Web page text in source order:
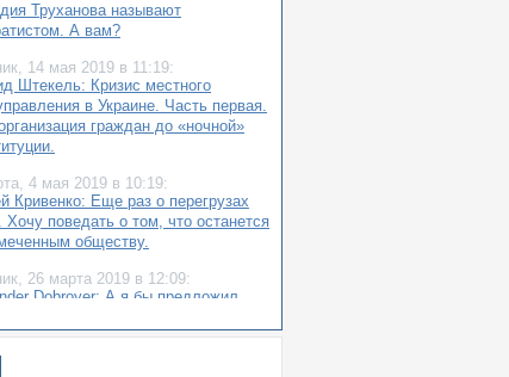
Труханова называют
А вам?
14 мая 2019 в 11:19:
Штекель: Кризис местного
в Украине. Часть первая.
граждан до «ночной»
4 мая 2019 в 10:19:
Кривенко: Еще раз о перегрузах
Хочу поведать о том, что останется
обществу.
26 марта 2019 в 12:09:
Dobroyer: А я бы предложил
за снос всех театров в